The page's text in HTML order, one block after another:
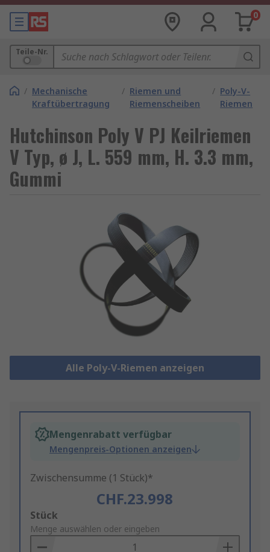
0
Teile-Nr.
/ Mechanische
Kraftübertragung
/ Riemen und
Riemenscheiben
/ Poly-V-
Riemen
Hutchinson Poly V PJ Keilriemen
V Typ, ø J, L. 559 mm, H. 3.3 mm,
Gummi
Alle Poly-V-Riemen anzeigen
Mengenrabatt verfügbar
Mengenpreis-Optionen anzeigen
Zwischensumme (1 Stück)*
CHF.23.998
Add
to
Basket
Stück
Menge auswählen oder eingeben